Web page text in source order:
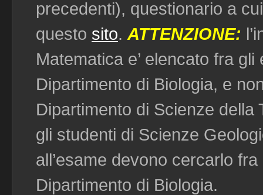
precedenti), questionario a
questo sito. ATTENZIONE:
Matematica e’ elencato fra
Dipartimento di Biologia, e
Dipartimento di Scienze della
gli studenti di Scienze
all’esame devono cercarlo
Dipartimento di Biologia.